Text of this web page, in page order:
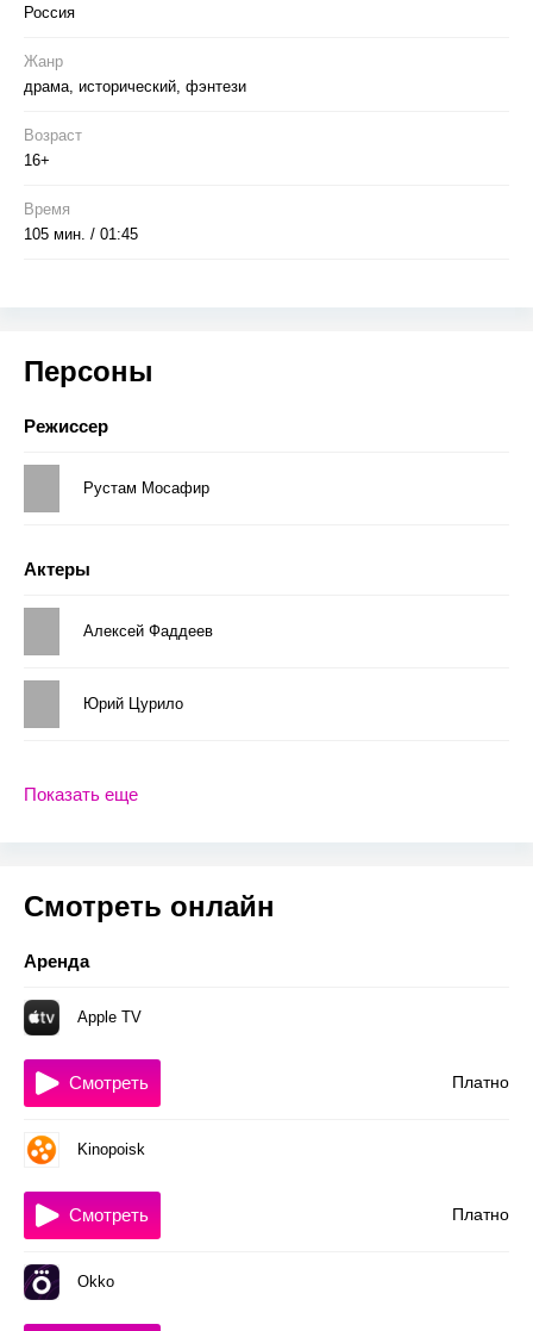
Россия
Жанр
драма, исторический, фэнтези
Возраст
16+
Время
105 мин. / 01:45
Персоны
Режиссер
Рустам Мосафир
Актеры
Алексей Фаддеев
Юрий Цурило
Показать еще
Смотреть онлайн
Аренда
Apple TV
Платно
Смотреть
Kinopoisk
Платно
Смотреть
Okko